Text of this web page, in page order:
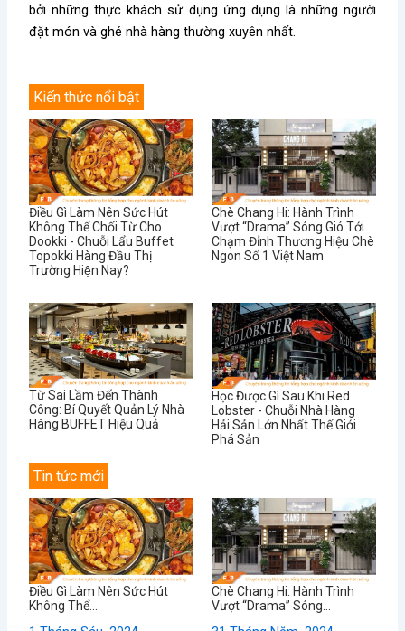
bởi những thực khách sử dụng ứng dụng là những người
đặt món và ghé nhà hàng thường xuyên nhất.
Kiến thức nổi bật
Điều Gì Làm Nên Sức Hút
Không Thể Chối Từ Cho
Dookki - Chuỗi Lẩu Buffet
Topokki Hàng Đầu Thị
Trường Hiện Nay?
Chè Chang Hi: Hành Trình
Vượt “Drama” Sóng Gió Tới
Chạm Đỉnh Thương Hiệu Chè
Ngon Số 1 Việt Nam
Từ Sai Lầm Đến Thành
Công: Bí Quyết Quản Lý Nhà
Hàng BUFFET Hiệu Quả
Học Được Gì Sau Khi Red
Lobster - Chuỗi Nhà Hàng
Hải Sản Lớn Nhất Thế Giới
Phá Sản
Tin tức mới
Điều Gì Làm Nên Sức Hút
Không Thể...
Chè Chang Hi: Hành Trình
Vượt “Drama” Sóng...